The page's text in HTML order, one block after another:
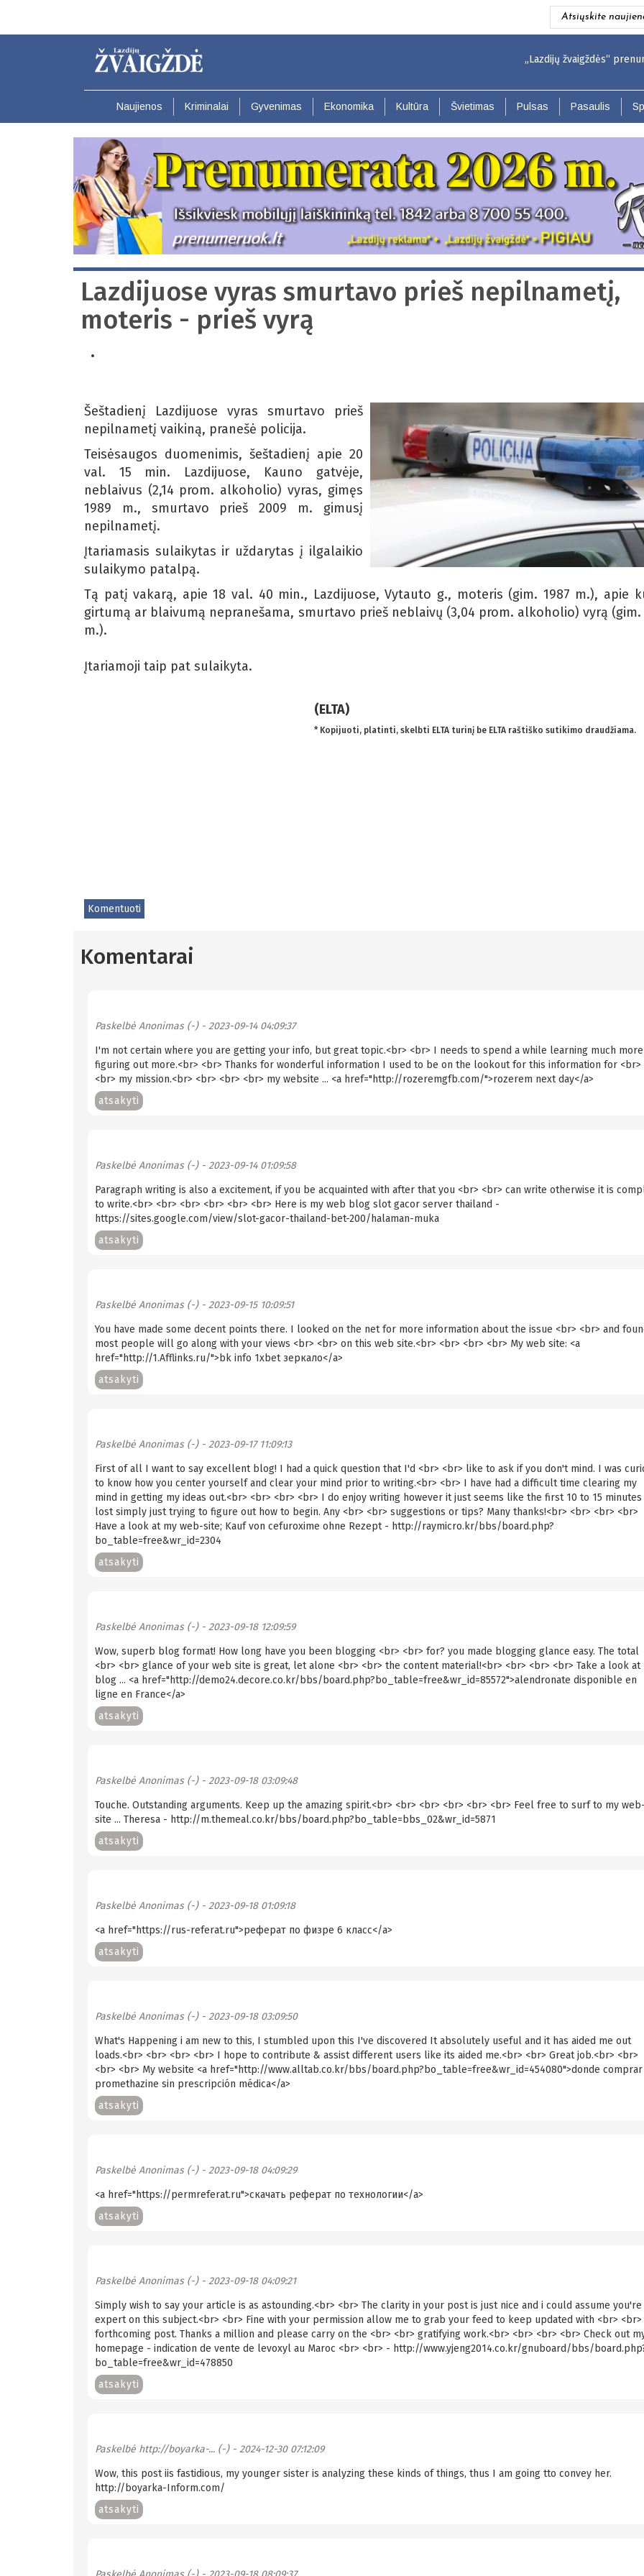
pagrindinį
Atsiųskite
„Lazdijų žvaigždės“
Naujienos Kriminalai Gyvenimas Ekonomika Kultūra Švietimas Pulsas Pasaulis
Lazdijuose vyras smurtavo prieš nepilnametį,
moteris - prieš vyrą
Šeštadienį Lazdijuose vyras smurtavo prieš
nepilnametį vaikiną, pranešė policija.
Teisėsaugos duomenimis, šeštadienį apie 20
val. 15 min. Lazdijuose, Kauno gatvėje,
neblaivus (2,14 prom. alkoholio) vyras, gimęs
1989 m., smurtavo prieš 2009 m. gimusį
nepilnametį.
Įtariamasis sulaikytas ir uždarytas į ilgalaikio
sulaikymo patalpą.
Tą patį vakarą, apie 18 val. 40 min., Lazdijuose, Vytauto g., moteris (gim. 1987 m.), apie
girtumą ar blaivumą nepranešama, smurtavo prieš neblaivų (3,04 prom. alkoholio) vyrą (gim.
m.).
Įtariamoji taip pat sulaikyta.
(ELTA)
* Kopijuoti, platinti, skelbti ELTA turinį be ELTA raštiško sutikimo draudžiama.
Komentuoti
Komentarai
Paskelbė Anonimas (-)- 2023-09-14 04:09:37
I'm not certain where you are getting your info, but great topic.<br> <br> I needs to spend a while learning much
figuring out more.<br> <br> Thanks for wonderful information I used to be on the lookout for this information for <br>
<br> my mission.<br> <br> <br> <br> my website ... <a href="http://rozeremgfb.com/">rozerem next day</a>
atsakyti
Paskelbė Anonimas (-)- 2023-09-14 01:09:58
Paragraph writing is also a excitement, if you be acquainted with after that you <br> <br> can write otherwise it is
to write.<br> <br> <br> <br> <br> <br> Here is my web blog slot gacor server thailand -
https://sites.google.com/view/slot-gacor-thailand-bet-200/halaman-muka
atsakyti
Paskelbė Anonimas (-)- 2023-09-15 10:09:51
You have made some decent points there. I looked on the net for more information about the issue <br> <br> and
most people will go along with your views <br> <br> on this web site.<br> <br> <br> <br> My web site: <a
href="http://1.Afflinks.ru/">bk info 1xbet зеркало</a>
atsakyti
Paskelbė Anonimas (-)- 2023-09-17 11:09:13
First of all I want to say excellent blog! I had a quick question that I'd <br> <br> like to ask if you don't mind. I was
to know how you center yourself and clear your mind prior to writing.<br> <br> I have had a difficult time clearing my
mind in getting my ideas out.<br> <br> <br> <br> I do enjoy writing however it just seems like the first 10 to 15
lost simply just trying to figure out how to begin. Any <br> <br> suggestions or tips? Many thanks!<br> <br> <br> <br>
Have a look at my web-site; Kauf von cefuroxime ohne Rezept - http://raymicro.kr/bbs/board.php?
bo_table=free&wr_id=2304
atsakyti
Paskelbė Anonimas (-)- 2023-09-18 12:09:59
Wow, superb blog format! How long have you been blogging <br> <br> for? you made blogging glance easy. The total
<br> <br> glance of your web site is great, let alone <br> <br> the content material!<br> <br> <br> <br> Take a look at
blog ... <a href="http://demo24.decore.co.kr/bbs/board.php?bo_table=free&wr_id=85572">alendronate disponible en
ligne en France</a>
atsakyti
Paskelbė Anonimas (-)- 2023-09-18 03:09:48
Touche. Outstanding arguments. Keep up the amazing spirit.<br> <br> <br> <br> <br> <br> Feel free to surf to my
site ... Theresa - http://m.themeal.co.kr/bbs/board.php?bo_table=bbs_02&wr_id=5871
atsakyti
Paskelbė Anonimas (-)- 2023-09-18 01:09:18
<a href="https://rus-referat.ru">реферат по физре 6 класс</a>
atsakyti
Paskelbė Anonimas (-)- 2023-09-18 03:09:50
What's Happening i am new to this, I stumbled upon this I've discovered It absolutely useful and it has aided me out
loads.<br> <br> <br> <br> I hope to contribute & assist different users like its aided me.<br> <br> Great job.<br> <br>
<br> <br> My website <a href="http://www.alltab.co.kr/bbs/board.php?bo_table=free&wr_id=454080">donde comprar
promethazine sin prescripción médica</a>
atsakyti
Paskelbė Anonimas (-)- 2023-09-18 04:09:29
<a href="https://permreferat.ru">скачать реферат по технологии</a>
atsakyti
Paskelbė Anonimas (-)- 2023-09-18 04:09:21
Simply wish to say your article is as astounding.<br> <br> The clarity in your post is just nice and i could assume you're
expert on this subject.<br> <br> Fine with your permission allow me to grab your feed to keep updated with <br> <br>
forthcoming post. Thanks a million and please carry on the <br> <br> gratifying work.<br> <br> <br> <br> Check out
homepage - indication de vente de levoxyl au Maroc <br> <br> - http://www.yjeng2014.co.kr/gnuboard/bbs/
bo_table=free&wr_id=478850
atsakyti
Paskelbė http://boyarka-... (-)- 2024-12-30 07:12:09
Wow, this post iis fastidious, my younger sister is analyzing these kinds of things, thus I am going tto convey her.
http://boyarka-Inform.com/
atsakyti